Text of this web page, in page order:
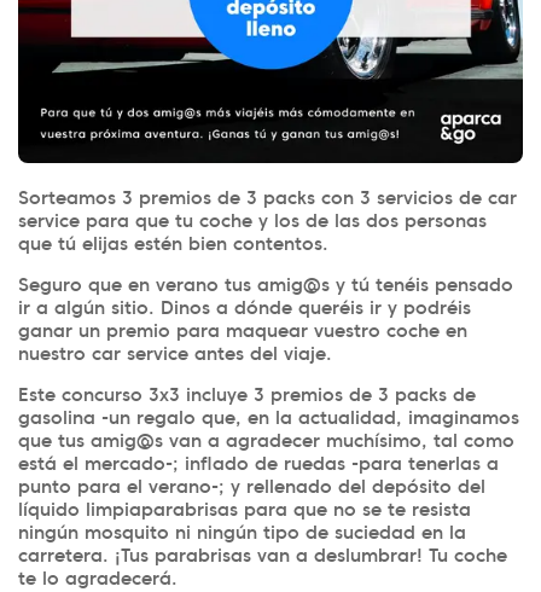
Sorteamos 3 premios de 3 packs con 3 servicios de car
service para que tu coche y los de las dos personas
que tú elijas estén bien contentos.
Seguro que en verano tus amig@s y tú tenéis pensado
ir a algún sitio. Dinos a dónde queréis ir y podréis
ganar un premio para maquear vuestro coche en
nuestro car service antes del viaje.
Este concurso 3x3 incluye 3 premios de 3 packs de
gasolina -un regalo que, en la actualidad, imaginamos
que tus amig@s van a agradecer muchísimo, tal como
está el mercado-; inflado de ruedas -para tenerlas a
punto para el verano-; y rellenado del depósito del
líquido limpiaparabrisas para que no se te resista
ningún mosquito ni ningún tipo de suciedad en la
carretera. ¡Tus parabrisas van a deslumbrar! Tu coche
te lo agradecerá.